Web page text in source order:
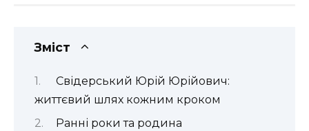
Зміст
Свідерський Юрій Юрійович:
життєвий шлях кожним кроком
Ранні роки та родина